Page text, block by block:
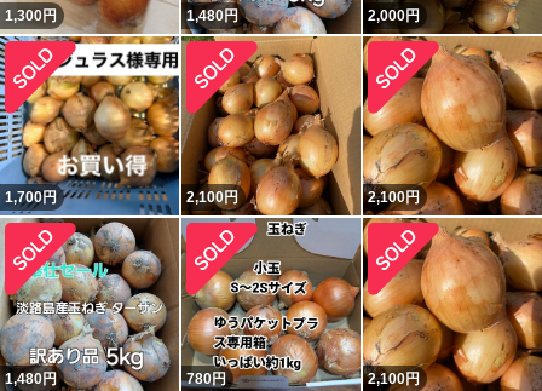
1,300円 1,480円 2,000円
1,700円 2,100円 2,100円
1,480円 780円 2,100円